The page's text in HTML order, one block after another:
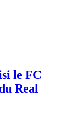
le FC
Real